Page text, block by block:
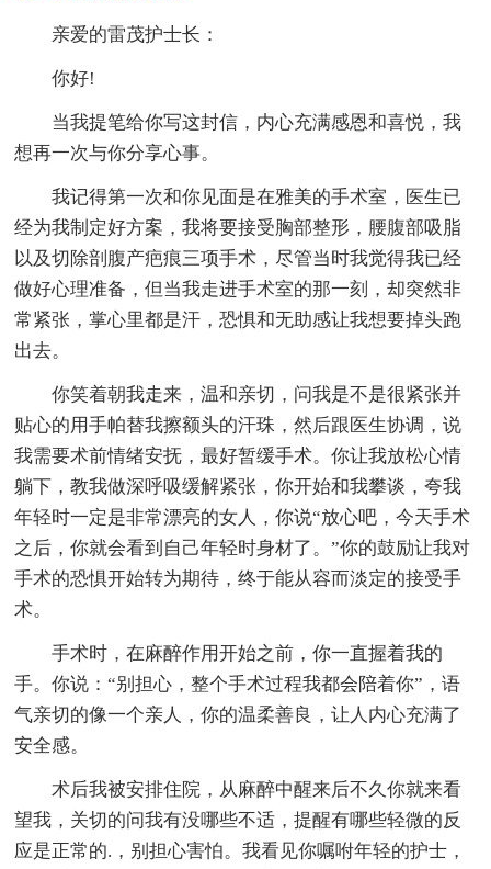
亲爱的雷茂护士长：
你好!
当我提笔给你写这封信，内心充满感恩和喜悦，我
想再一次与你分享心事。
我记得第一次和你见面是在雅美的手术室，医生已
经为我制定好方案，我将要接受胸部整形，腰腹部吸脂
以及切除剖腹产疤痕三项手术，尽管当时我觉得我已经
做好心理准备，但当我走进手术室的那一刻，却突然非
常紧张，掌心里都是汗，恐惧和无助感让我想要掉头跑
出去。
你笑着朝我走来，温和亲切，问我是不是很紧张并
贴心的用手帕替我擦额头的汗珠，然后跟医生协调，说
我需要术前情绪安抚，最好暂缓手术。你让我放松心情
躺下，教我做深呼吸缓解紧张，你开始和我攀谈，夸我
年轻时一定是非常漂亮的女人，你说“放心吧，今天手术
之后，你就会看到自己年轻时身材了。”你的鼓励让我对
手术的恐惧开始转为期待，终于能从容而淡定的接受手
术。
手术时，在麻醉作用开始之前，你一直握着我的
手。你说：“别担心，整个手术过程我都会陪着你”，语
气亲切的像一个亲人，你的温柔善良，让人内心充满了
安全感。
术后我被安排住院，从麻醉中醒来后不久你就来看
望我，关切的问我有没哪些不适，提醒有哪些轻微的反
应是正常的.，别担心害怕。我看见你嘱咐年轻的护士，